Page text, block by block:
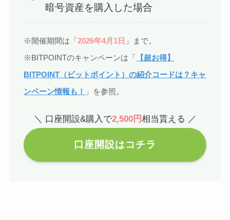
暗号資産を購入した場合
※開催期間は「2026年4月1日 」まで。
※BITPOINTのキャンペーンは「 【超お得】
BITPOINT（ビットポイント）の紹介コードは？キャ
ンペーン情報も！
」を参照。
＼ 口座開設&購入で2,500円相当貰える ／
口座開設はコチラ